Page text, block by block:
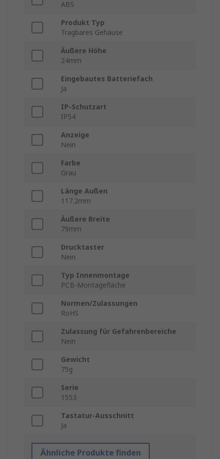
ABS
Produkt Typ
Tragbares Gehäuse
Äußere Höhe
24mm
Eingebautes Batteriefach
Ja
IP-Schutzart
IP54
Anzeige
Nein
Farbe
Grau
Länge Außen
117.2mm
Äußere Breite
79mm
Drucktaster
Nein
Typ Innenmontage
PCB-Montagefläche
Normen/Zulassungen
RoHS
Zulassung für Gefahrenbereiche
Nein
Gewicht
75g
Serie
1553
Tastatur-Ausschnitt
Ja
Ähnliche Produkte finden